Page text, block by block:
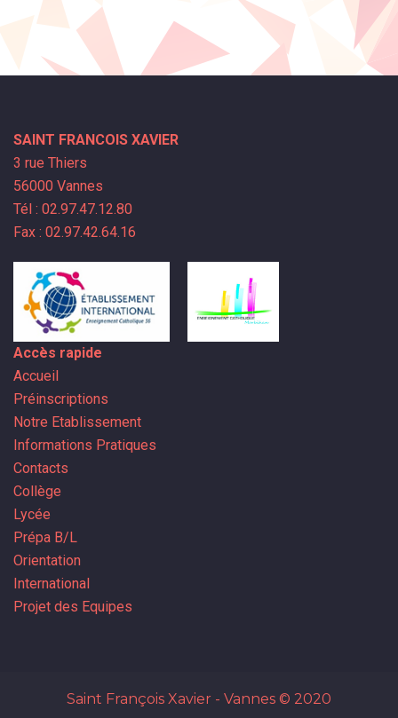
SAINT FRANCOIS XAVIER
3 rue Thiers
56000 Vannes
Tél : 02.97.47.12.80
Fax : 02.97.42.64.16
Accès rapide
Accueil
Préinscriptions
Notre Etablissement
Informations Pratiques
Contacts
Collège
Lycée
Prépa B/L
Orientation
International
Projet des Equipes
Saint François Xavier - Vannes © 2020